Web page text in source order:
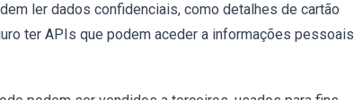
ler dados confidenciais, como detalhes de cartão
ter APIs que podem aceder a informações pessoais